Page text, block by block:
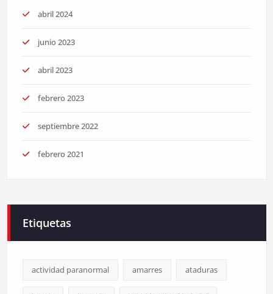
abril 2024
junio 2023
abril 2023
febrero 2023
septiembre 2022
febrero 2021
Etiquetas
actividad paranormal amarres ataduras